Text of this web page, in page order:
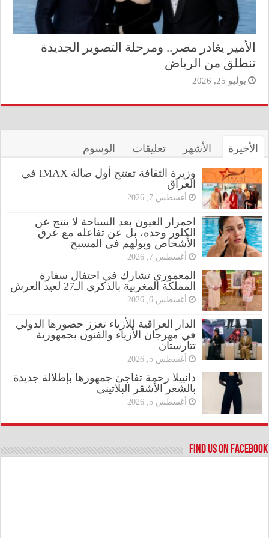
الأمير يغادر مصر.. ومرحلة التصوير الجديدة
تنطلق من الرياض
يوليو 25, 2026
الأخيرة الأشهر تعليقات الوسوم
وزيرة الثقافة تفتتح أول صالة IMAX في
العراق
أغسطس 7, 2026
احمرار العيون بعد السباحة لا ينتج عن
الكلور وحده، بل عن تفاعله مع عرق
الأشخاص وبولهم في المسبح
أغسطس 7, 2026
المعموري تشارك في احتفال سفارة
المملكة المغربية بالذكرى الـ27 لعيد العرش
أغسطس 6, 2026
الدار العراقية للأزياء تعزز حضورها الدولي
في مهرجان الأزياء والفنون بجمهورية
تتارستان
أغسطس 5, 2026
دانييلا رحمة تفاجئ جمهورها بإطلالة جديدة
بالشعر الأشقر البلاتيني
أغسطس 5, 2026
Find us on Facebook